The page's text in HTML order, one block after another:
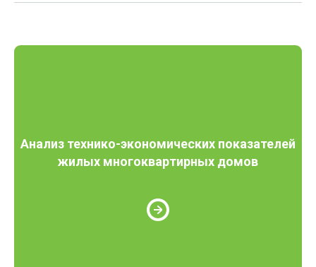
Анализ технико-экономических показателей
жилых многоквартирных домов